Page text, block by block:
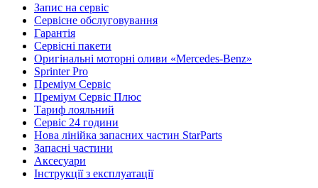
Запис на сервіс
Сервісне обслуговування
Гарантія
Сервісні пакети
Оригінальні моторні оливи «Mercedes-Benz»
Sprinter Pro
Преміум Сервіс
Преміум Сервіс Плюс
Тариф лояльний
Сервіс 24 години
Нова лінійка запасних частин StarParts
Запасні частини
Аксесуари
Інструкції з експлуатації